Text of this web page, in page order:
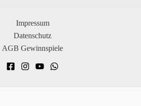
Impressum
Datenschutz
AGB Gewinnspiele